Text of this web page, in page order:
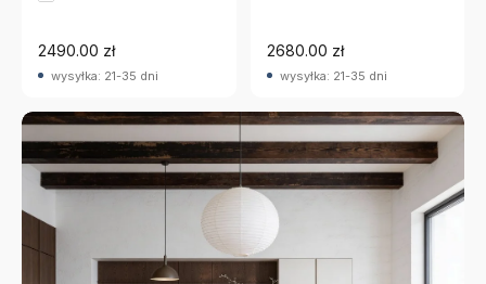
2490.00 zł
wysyłka: 21-35 dni
2680.00 zł
wysyłka: 21-35 dni